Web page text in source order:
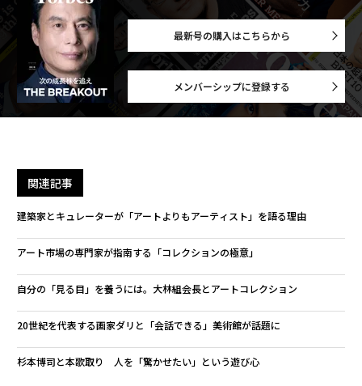
最新号の購入はこちらから
メンバーシップに登録する
関連記事
建築家とキュレーターが「アートよりもアーティスト」を語る理由
アート市場の専門家が指南する「コレクションの極意」
自分の「見る目」を養うには。大林組会長とアートコレクション
20世紀を代表する画家ダリと「会話できる」美術館が話題に
杉本博司と本歌取り 人を「驚かせたい」という遊び心